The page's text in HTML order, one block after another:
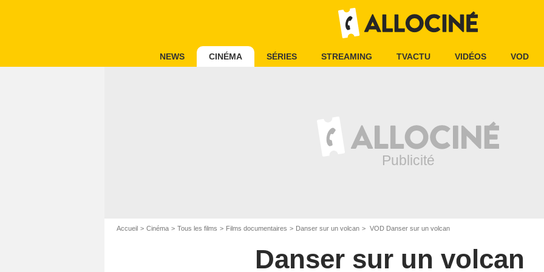
NEWS CINÉMA SÉRIES STREAMING TVACTU VIDÉOS VOD
Accueil Cinéma Tous les films Films documentaires Danser sur un volcan VOD Danser sur un volcan
Danser sur un volcan